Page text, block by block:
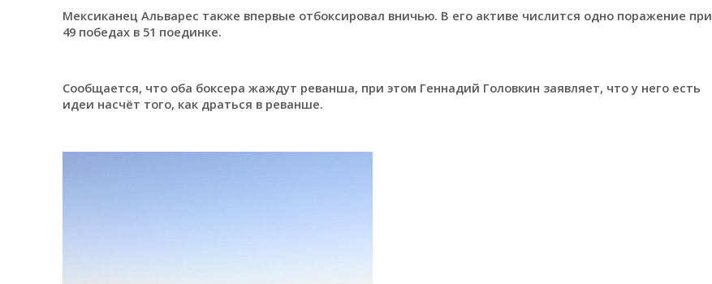
Мексиканец Альварес также впервые отбоксировал вничью. В его активе числится одно поражение при
49 победах в 51 поединке.
Сообщается, что оба боксера жаждут реванша, при этом Геннадий Головкин заявляет, что у него есть
идеи насчёт того, как драться в реванше.